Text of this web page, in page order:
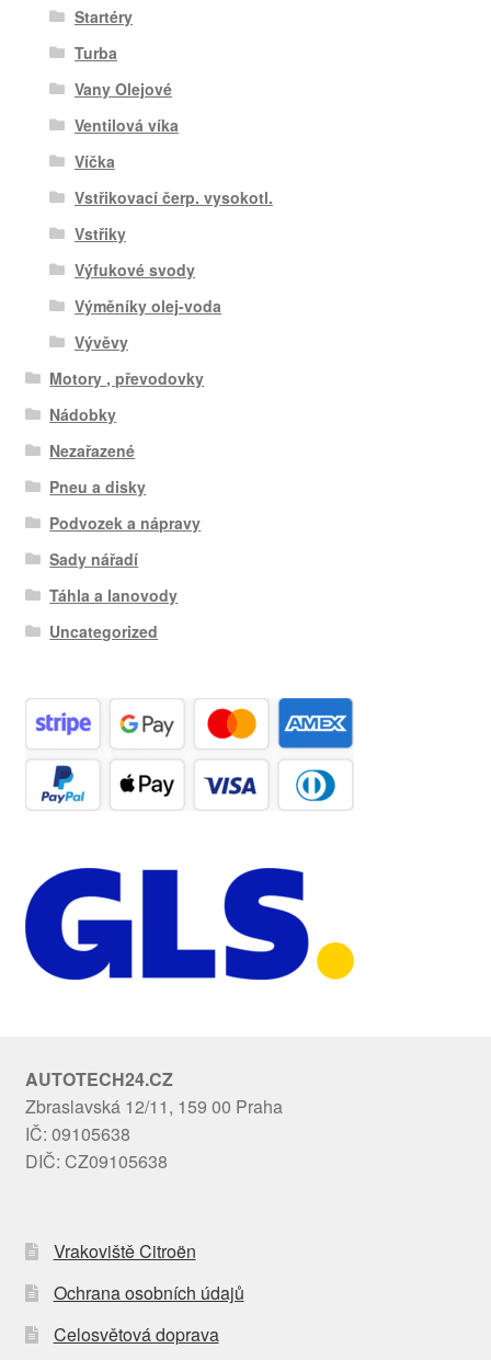
Startéry
Turba
Vany Olejové
Ventilová víka
Víčka
Vstřikovací čerp. vysokotl.
Vstřiky
Výfukové svody
Výměníky olej-voda
Vývěvy
Motory , převodovky
Nádobky
Nezařazené
Pneu a disky
Podvozek a nápravy
Sady nářadí
Táhla a lanovody
Uncategorized
AUTOTECH24.CZ
Zbraslavská 12/11, 159 00 Praha
IČ: 09105638
DIČ: CZ09105638
Vrakoviště Citroën
Ochrana osobních údajů
Celosvětová doprava